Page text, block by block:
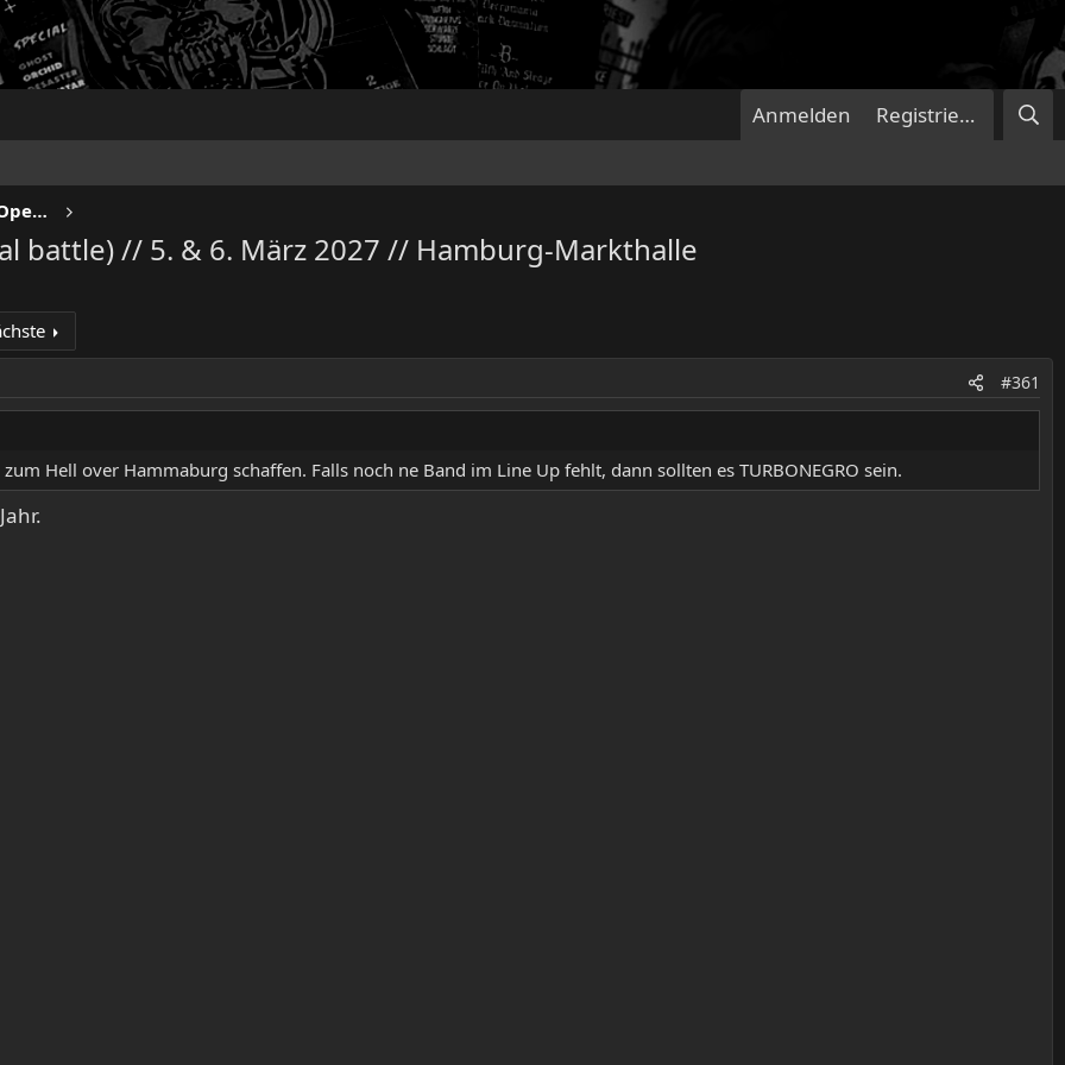
Anmelden Registrieren
NO SLEEP TILL LIVE - Festivals & Open Airs
battle) // 5. & 6. März 2027 // Hamburg-Markthalle
#361
Hell over Hammaburg schaffen. Falls noch ne Band im Line Up fehlt, dann sollten es TURBONEGRO sein.